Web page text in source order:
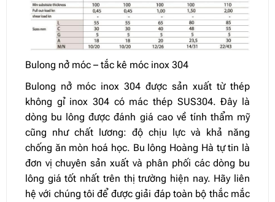
Bulong nở móc – tắc kê móc inox 304
Bulong nở móc inox 304 được sản xuất từ thép
không gỉ inox 304 có mác thép SUS304. Đây là
dòng bu lông được đánh giá cao về tính thẩm mỹ
cũng như chất lương: độ chịu lực và khả năng
chống ăn mòn hoá học. Bu lông Hoàng Hà tự tin là
đơn vị chuyên sản xuất và phân phối các dòng bu
lông giá tốt nhất trên thị trường hiện nay. Hãy liên
hệ với chúng tôi để được giải đáp toàn bộ thắc mắc